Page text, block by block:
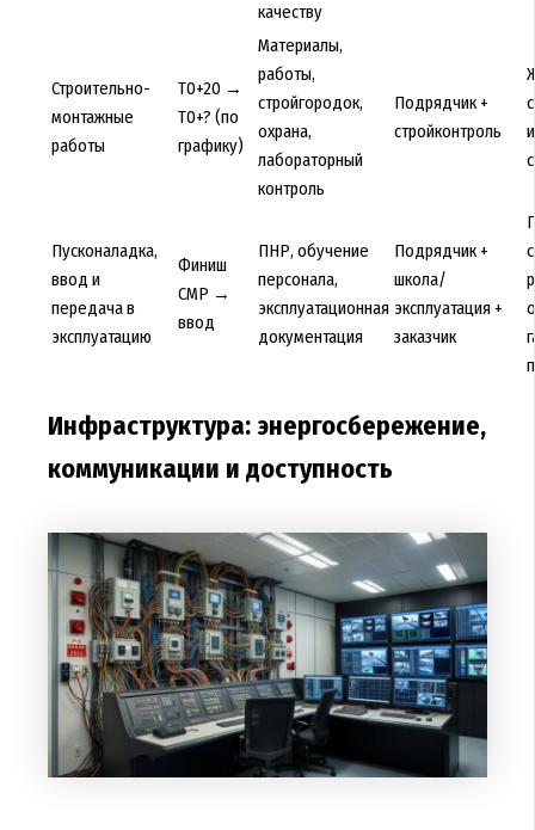
качеству
Строительно-
монтажные
работы
T0+20 →
T0+? (по
графику)
Материалы,
работы,
стройгородок,
охрана,
лабораторный
контроль
Подрядчик +
стройконтроль
Пусконаладка,
ввод и
передача в
эксплуатацию
Финиш
СМР →
ввод
ПНР, обучение
персонала,
эксплуатационная
документация
Подрядчик +
школа/
эксплуатация +
заказчик
Инфраструктура: энергосбережение,
коммуникации и доступность